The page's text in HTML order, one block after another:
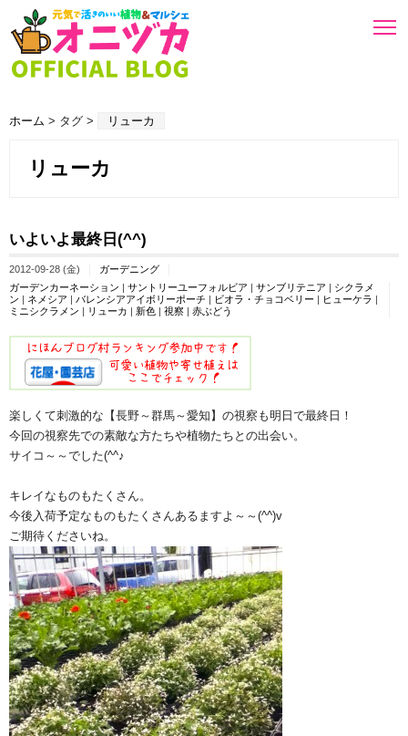
ホーム > タグ > リューカ
リューカ
いよいよ最終日(^^)
2012-09-28 (金)
ガーデニング
ガーデンカーネーション | サントリーユーフォルビア | サンブリテニア | シクラメ
ン | ネメシア | バレンシアアイボリーポーチ | ビオラ・チョコベリー | ヒューケラ |
ミニシクラメン | リューカ | 新色 | 視察 | 赤ぶどう
楽しくて刺激的な【長野～群馬～愛知】の視察も明日で最終日！
今回の視察先での素敵な方たちや植物たちとの出会い。
サイコ～～でした(^^♪
キレイなものもたくさん。
今後入荷予定なものもたくさんあるますよ～～(^^)v
ご期待くださいね。